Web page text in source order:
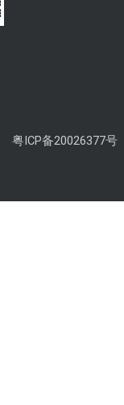
粤ICP备20026377号